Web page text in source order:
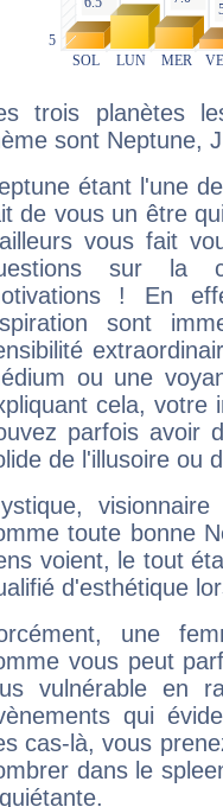
trois planètes
sont Neptune,
étant l'une
de vous un être
vous fait
sur la
! En
sont
ou une
cela, votre
parfois avoir
de l'illusoire ou
toute bonne
voient, le tout
d'esthétique
une
vous peut
vulnérable en
qui
cas-là, vous
dans le